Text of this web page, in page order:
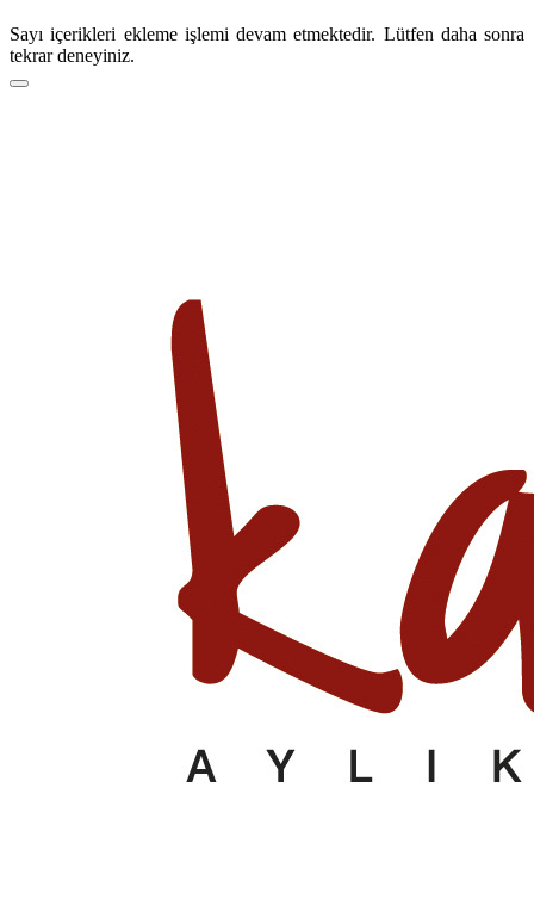
Sayı içerikleri ekleme işlemi devam etmektedir. Lütfen daha sonra
tekrar deneyiniz.